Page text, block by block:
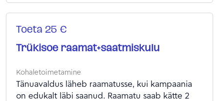
Toeta 25 €
Trükisoe raamat+saatmiskulu
Kohaletoimetamine
Tänuavaldus läheb raamatusse, kui kampaania
on edukalt läbi saanud. Raamatu saab kätte 2